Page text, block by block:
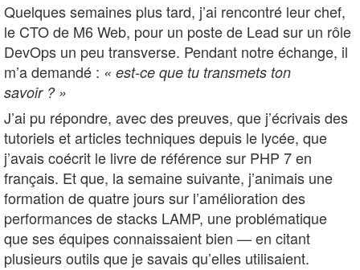
Quelques semaines plus tard, j’ai rencontré leur chef,
le CTO de M6 Web, pour un poste de Lead sur un rôle
DevOps un peu transverse. Pendant notre échange, il
m’a demandé : « est-ce que tu transmets ton
savoir ? »
J’ai pu répondre, avec des preuves, que j’écrivais des
tutoriels et articles techniques depuis le lycée, que
j’avais coécrit le livre de référence sur PHP 7 en
français. Et que, la semaine suivante, j’animais une
formation de quatre jours sur l’amélioration des
performances de stacks LAMP, une problématique
que ses équipes connaissaient bien — en citant
plusieurs outils que je savais qu’elles utilisaient.